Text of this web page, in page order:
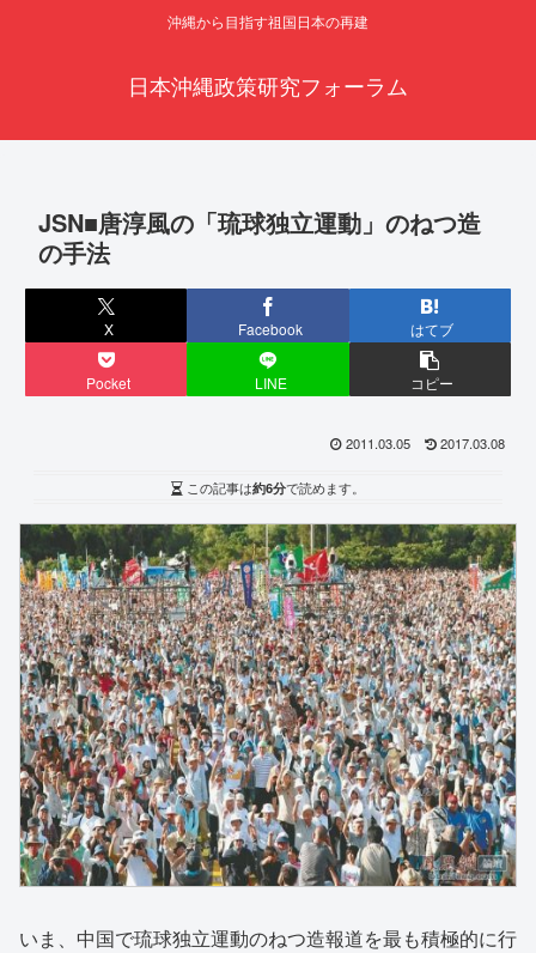
沖縄から目指す祖国日本の再建
日本沖縄政策研究フォーラム
JSN■唐淳風の「琉球独立運動」のねつ造
の手法
X Facebook はてブ
Pocket LINE コピー
2011.03.05 2017.03.08
この記事は約6分で読めます。
いま、中国で琉球独立運動のねつ造報道を最も積極的に行